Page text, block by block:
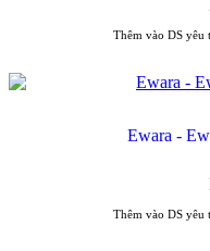
Thêm vào DS yêu
Ewara -
Thêm vào DS yêu